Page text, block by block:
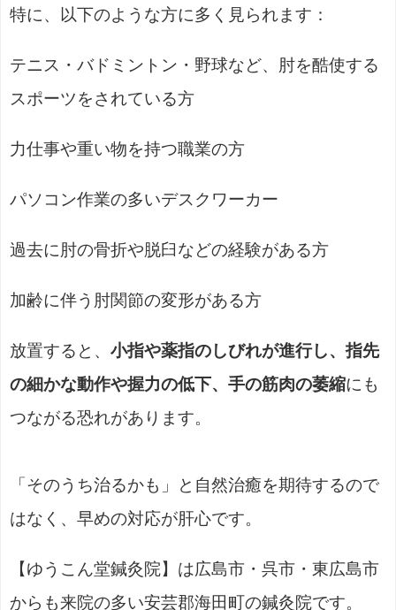
特に、以下のような方に多く見られます：
テニス・バドミントン・野球など、肘を酷使する
スポーツをされている方
力仕事や重い物を持つ職業の方
パソコン作業の多いデスクワーカー
過去に肘の骨折や脱臼などの経験がある方
加齢に伴う肘関節の変形がある方
放置すると、 小指や薬指のしびれが進行し、指先
の細かな動作や握力の低下、手の筋肉の萎縮にも
つながる恐れがあります。
「そのうち治るかも」と自然治癒を期待するので
はなく、早めの対応が肝心です。
【ゆうこん堂鍼灸院】は広島市・呉市・東広島市
からも来院の多い安芸郡海田町の鍼灸院です。